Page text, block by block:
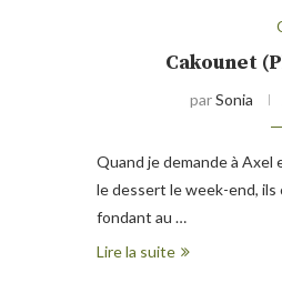
Cakounet
parSonia
Quand je demande à Axel
le dessert le week-end,
fondant au …
Lire la suite